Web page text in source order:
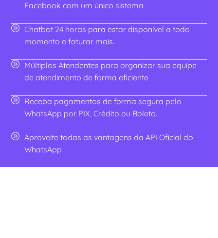
Facebook com um único sistema
Chatbot 24 horas para estar disponível a todo
momento e faturar mais.
Múltiplos Atendentes para organizar sua equipe
de atendimento de forma eficiente
Receba pagamentos de forma segura pelo
WhatsApp por PIX, Crédito ou Boleto.
Aproveite todas as vantagens da API Oficial do
WhatsApp